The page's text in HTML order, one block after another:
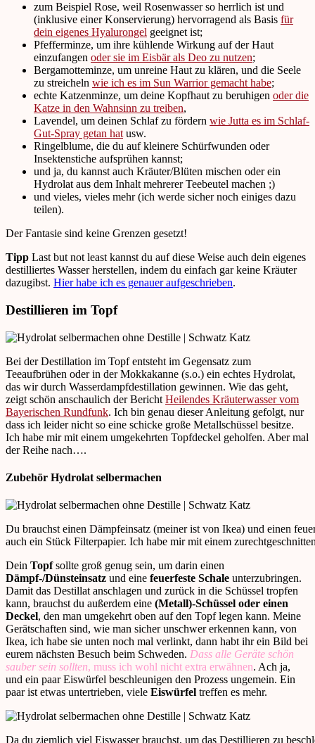
zum Beispiel Rose, weil Rosenwasser so herrlich ist und
(inklusive einer Konservierung) hervorragend als Basis für
dein eigenes Hyalurongel geeignet ist;
Pfefferminze, um ihre kühlende Wirkung auf der Haut
einzufangen oder sie im Eisbär als Deo zu nutzen;
Bergamotteminze, um unreine Haut zu klären, und die Seele
zu streicheln wie ich es im Sun Warrior gemacht habe;
echte Katzenminze, um deine Kopfhaut zu beruhigen oder die
Katze in den Wahnsinn zu treiben,
Lavendel, um deinen Schlaf zu fördern wie Jutta es im Schlaf-
Gut-Spray getan hat usw.
Ringelblume, die du auf kleinere Schürfwunden oder
Insektenstiche aufsprühen kannst;
und ja, du kannst auch Kräuter/Blüten mischen oder ein
Hydrolat aus dem Inhalt mehrerer Teebeutel machen ;)
und vieles, vieles mehr (ich werde sicher noch einiges dazu
teilen).
Der Fantasie sind keine Grenzen gesetzt!
Tipp Last but not least kannst du auf diese Weise auch dein eigenes
destilliertes Wasser herstellen, indem du einfach gar keine Kräuter
dazugibst. Hier habe ich es genauer aufgeschrieben.
Destillieren im Topf
Bei der Destillation im Topf entsteht im Gegensatz zum
Teeaufbrühen oder in der Mokkakanne (s.o.) ein echtes Hydrolat,
das wir durch Wasserdampfdestillation gewinnen. Wie das geht,
zeigt schön anschaulich der Bericht Heilendes Kräuterwasser vom
Bayerischen Rundfunk. Ich bin genau dieser Anleitung gefolgt, nur
dass ich leider nicht so eine schicke große Metallschüssel besitze.
Ich habe mir mit einem umgekehrten Topfdeckel geholfen. Aber mal
der Reihe nach….
Zubehör Hydrolat selbermachen
Du brauchst einen Dämpfeinsatz (meiner ist von Ikea) und einen
auch ein Stück Filterpapier. Ich habe mir mit einem
Dein Topfsollte groß genug sein, um darin einen
Dämpf-/Dünsteinsatz und eine feuerfeste Schale unterzubringen.
Damit das Destillat anschlagen und zurück in die Schüssel tropfen
kann, brauchst du außerdem eine (Metall)-Schüssel oder einen
Deckel, den man umgekehrt oben auf den Topf legen kann. Meine
Gerätschaften sind, wie man sicher unschwer erkennen kann, von
Ikea, ich habe sie unten noch mal verlinkt, dann habt ihr ein Bild bei
eurem nächsten Besuch beim Schweden. Dass alle Geräte schön
sauber sein sollten, muss ich wohl nicht extra erwähnen. Ach ja,
und ein paar Eiswürfel beschleunigen den Prozess ungemein. Ein
paar ist etwas untertrieben, viele Eiswürfel treffen es mehr.
Da du ziemlich viel Eiswasser brauchst, um das Destillieren zu